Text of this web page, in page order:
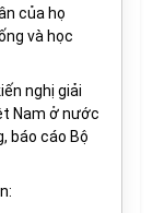
của họ
và học
nghị giải
Nam ở nước
báo cáo Bộ